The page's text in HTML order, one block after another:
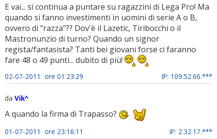
E vai... si continua a puntare su ragazzini di Lega Pro! Ma
quando si fanno investimenti in uomini di serie A o B,
ovvero di "razza"?? Dov'è il Lazetic, Tiribocchi o il
Mastronunzio di turno? Quando un signor
regista/fantasista? Tanti bei giovani forse ci faranno
fare 48 o 49 punti... dubito di più!
02-07-2011 ore 01:23:29 IP: 109.52.66.***
da Vik^
A quando la firma di Trapasso?
01-07-2011 ore 23:16:11 IP: 2.32.17.***